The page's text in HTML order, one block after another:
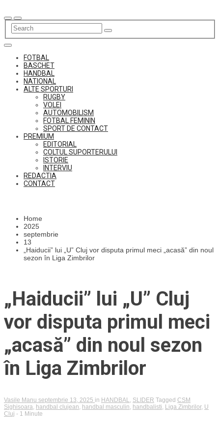
to
content
FOTBAL
BASCHET
HANDBAL
NATIONAL
ALTE SPORTURI
RUGBY
VOLEI
AUTOMOBILISM
FOTBAL FEMININ
SPORT DE CONTACT
PREMIUM
EDITORIAL
COLTUL SUPORTERULUI
ISTORIE
INTERVIU
REDACTIA
CONTACT
Home
2025
septembrie
13
„Haiducii” lui „U” Cluj vor disputa primul meci „acasă” din noul
sezon în Liga Zimbrilor
„Haiducii” lui „U” Cluj
vor disputa primul meci
„acasă” din noul sezon
în Liga Zimbrilor
Vasile Manu septembrie 13, 2025 in HANDBAL SLIDER Tagged CSM
Sighisoara handbal clujean handbal masculin handbalisti Liga Zimbrilor, U
Cluj - 1 Minute